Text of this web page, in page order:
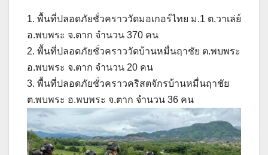
1. พื้นที่ปลอดภัยชั่วคราววัดมอเกอร์ไทย ม.1 ต.วาเล่ย์
อ.พบพระ จ.ตาก จำนวน 370 คน
2. พื้นที่ปลอดภัยชั่วคราววัดบ้านหมื่นฤาชัย ต.พบพระ
อ.พบพระ จ.ตาก จำนวน 20 คน
3. พื้นที่ปลอดภัยชั่วคราวคริสตจักรบ้านหมื่นฤาชัย
ต.พบพระ อ.พบพระ จ.ตาก จำนวน 36 คน